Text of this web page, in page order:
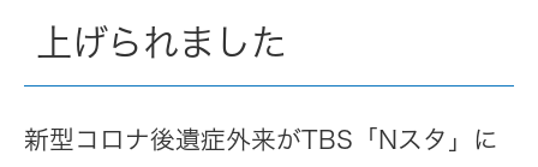
上げられました
新型コロナ後遺症外来がTBS「Nスタ」に